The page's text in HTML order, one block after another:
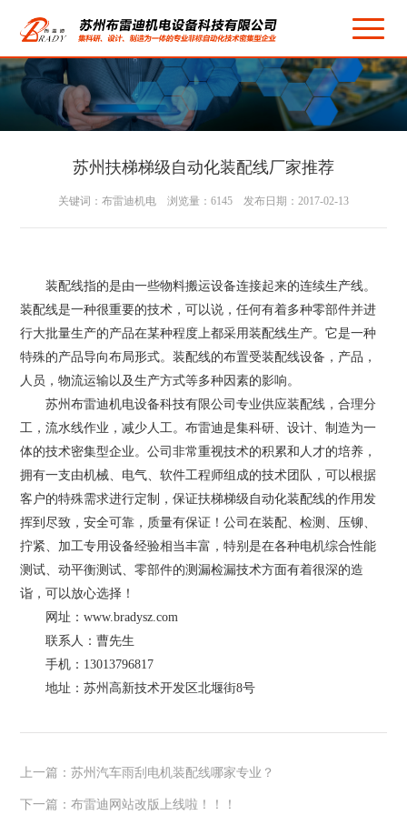
苏州扶梯梯级自动化装配线厂家推荐
关键词：布雷迪机电 浏览量：6145 发布日期：2017-02-13
装配线指的是由一些物料搬运设备连接起来的连续生产线。
装配线是一种很重要的技术，可以说，任何有着多种零部件并进
行大批量生产的产品在某种程度上都采用装配线生产。它是一种
特殊的产品导向布局形式。装配线的布置受装配线设备，产品，
人员，物流运输以及生产方式等多种因素的影响。
苏州布雷迪机电设备科技有限公司专业供应装配线，合理分
工，流水线作业，减少人工。布雷迪是集科研、设计、制造为一
体的技术密集型企业。公司非常重视技术的积累和人才的培养，
拥有一支由机械、电气、软件工程师组成的技术团队，可以根据
客户的特殊需求进行定制，保证扶梯梯级自动化装配线的作用发
挥到尽致，安全可靠，质量有保证！公司在装配、检测、压铆、
拧紧、加工专用设备经验相当丰富，特别是在各种电机综合性能
测试、动平衡测试、零部件的测漏检漏技术方面有着很深的造
诣，可以放心选择！
网址：www.bradysz.com
联系人：曹先生
手机：13013796817
地址：苏州高新技术开发区北堰街8号
上一篇：苏州汽车雨刮电机装配线哪家专业？
下一篇：布雷迪网站改版上线啦！！！